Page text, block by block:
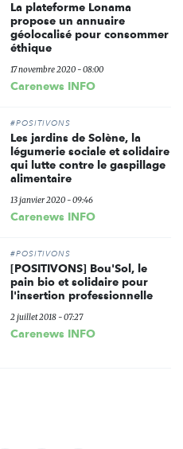
La plateforme Lonama
propose un annuaire
géolocalisé pour consommer
éthique
17 novembre 2020 - 08:00
Carenews INFO
#POSITIVONS
Les jardins de Solène, la
légumerie sociale et solidaire
qui lutte contre le gaspillage
alimentaire
13 janvier 2020 - 09:46
Carenews INFO
#POSITIVONS
[POSITIVONS] Bou'Sol, le
pain bio et solidaire pour
l'insertion professionnelle
2 juillet 2018 - 07:27
Carenews INFO